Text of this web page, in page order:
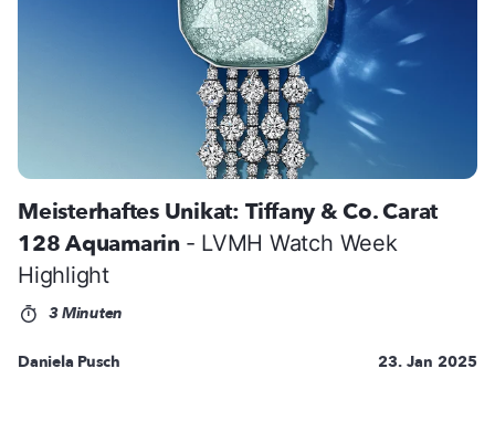
Meisterhaftes Unikat: Tiffany & Co. Carat
128 Aquamarin - LVMH Watch Week
Highlight
3 Minuten
Daniela Pusch 23. Jan 2025